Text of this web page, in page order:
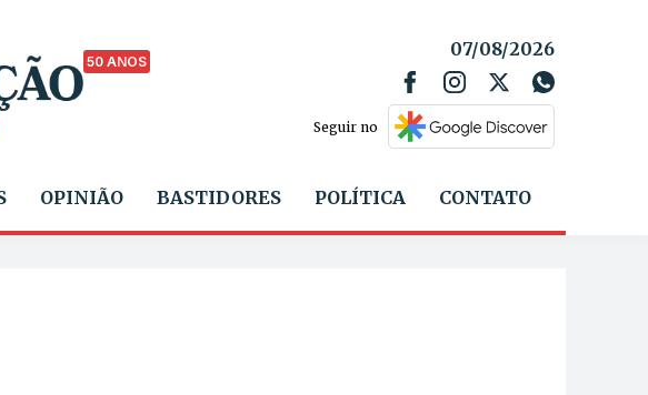
50 ANOS
07/08/2026
Seguir no
OPINIÃO BASTIDORES POLÍTICA CONTATO